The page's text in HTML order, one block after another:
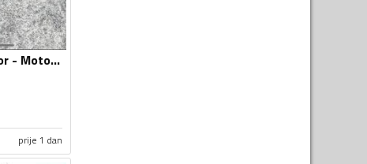
Sjedišta za motor - Moto oprema
prije 1 dan